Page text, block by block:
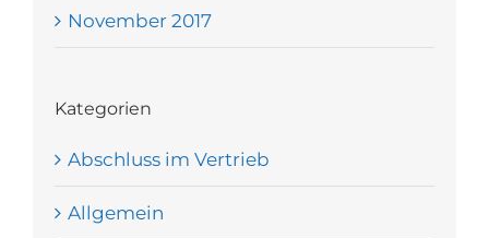
November 2017
Kategorien
Abschluss im Vertrieb
Allgemein